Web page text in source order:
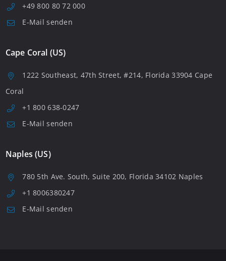
+49 800 80 72 000
E-Mail senden
Cape Coral (US)
1222 Southeast, 47th Street, #214, Florida 33904 Cape
Coral
+1 800 638-0247
E-Mail senden
Naples (US)
780 5th Ave. South, Suite 200, Florida 34102 Naples
+1 8006380247
E-Mail senden